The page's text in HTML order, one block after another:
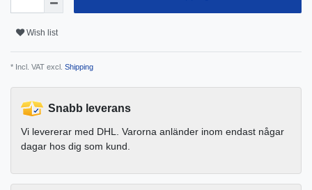
Wish list
* Incl. VAT excl. Shipping
Snabb leverans
Vi levererar med DHL. Varorna anländer inom endast någar
dagar hos dig som kund.